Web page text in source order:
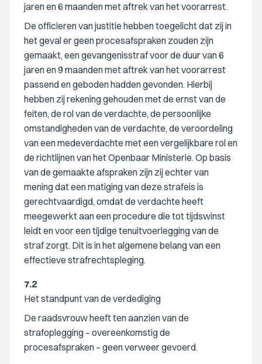
jaren en 6 maanden met aftrek van het voorarrest.
De officieren van justitie hebben toegelicht dat zij in
het geval er geen procesafspraken zouden zijn
gemaakt, een gevangenisstraf voor de duur van 6
jaren en 9 maanden met aftrek van het voorarrest
passend en geboden hadden gevonden. Hierbij
hebben zij rekening gehouden met de ernst van de
feiten, de rol van de verdachte, de persoonlijke
omstandigheden van de verdachte, de veroordeling
van een medeverdachte met een vergelijkbare rol en
de richtlijnen van het Openbaar Ministerie. Op basis
van de gemaakte afspraken zijn zij echter van
mening dat een matiging van deze strafeis is
gerechtvaardigd, omdat de verdachte heeft
meegewerkt aan een procedure die tot tijdswinst
leidt en voor een tijdige tenuitvoerlegging van de
straf zorgt. Dit is in het algemene belang van een
effectieve strafrechtspleging.
7.2
Het standpunt van de verdediging
De raadsvrouw heeft ten aanzien van de
strafoplegging – overeenkomstig de
procesafspraken – geen verweer gevoerd.